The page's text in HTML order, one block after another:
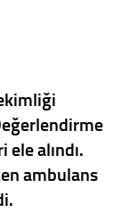
ele alındı.
ambulans